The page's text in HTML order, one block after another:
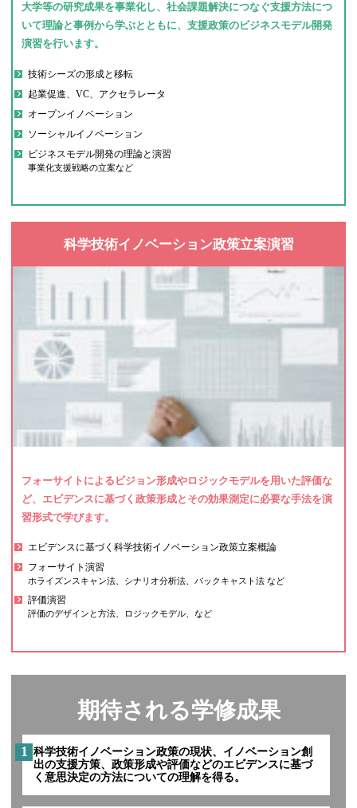
大学等の研究成果を事業化し、社会課題解決につなぐ支援方法につ
いて理論と事例から学ぶとともに、支援政策のビジネスモデル開発
演習を行います。
技術シーズの形成と移転
起業促進、VC、アクセラレータ
オープンイノベーション
ソーシャルイノベーション
ビジネスモデル開発の理論と演習
事業化支援戦略の立案など
科学技術イノベーション政策立案演習
フォーサイトによるビジョン形成やロジックモデルを用いた評価な
ど、エビデンスに基づく政策形成とその効果測定に必要な手法を演
習形式で学びます。
エビデンスに基づく科学技術イノベーション政策立案概論
フォーサイト演習
ホライズンスキャン法、シナリオ分析法、バックキャスト法 など
評価演習
評価のデザインと方法、ロジックモデル、など
期待される学修成果
1 科学技術イノベーション政策の現状、イノベーション創
出の支援方策、政策形成や評価などのエビデンスに基づ
く意思決定の方法についての理解を得る。